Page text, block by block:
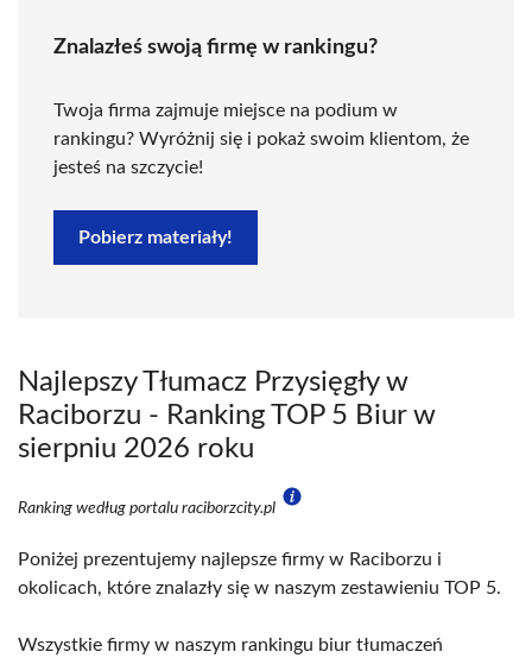
Znalazłeś swoją firmę w rankingu?
Twoja firma zajmuje miejsce na podium w
rankingu? Wyróżnij się i pokaż swoim klientom, że
jesteś na szczycie!
Pobierz materiały!
Najlepszy Tłumacz Przysięgły w
Raciborzu - Ranking TOP 5 Biur w
sierpniu 2026 roku
Ranking według portalu raciborzcity.pl
Poniżej prezentujemy najlepsze firmy w Raciborzu i
okolicach, które znalazły się w naszym zestawieniu TOP 5.
Wszystkie firmy w naszym rankingu biur tłumaczeń